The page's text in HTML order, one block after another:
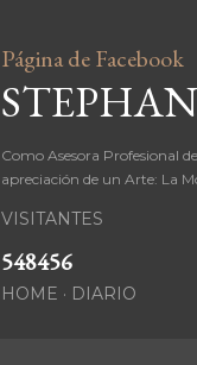
Página de Facebook
Como Asesora Profesional
apreciación de un Arte: La
VISITANTES
548456
HOME DIARIO